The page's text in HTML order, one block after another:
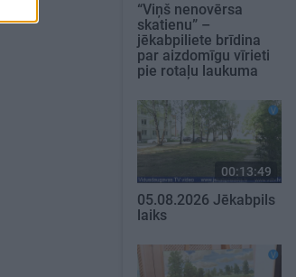
“Viņš nenovērsa
skatienu” –
jēkabpiliete brīdina
par aizdomīgu vīrieti
pie rotaļu laukuma
00:13:49
05.08.2026 Jēkabpils
laiks